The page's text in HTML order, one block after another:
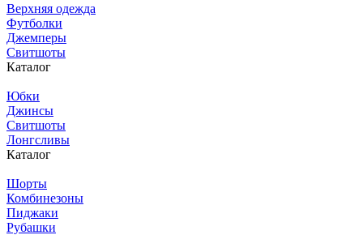
Верхняя одежда
Футболки
Джемперы
Свитшоты
Каталог
Юбки
Джинсы
Свитшоты
Лонгсливы
Каталог
Шорты
Комбинезоны
Пиджаки
Рубашки